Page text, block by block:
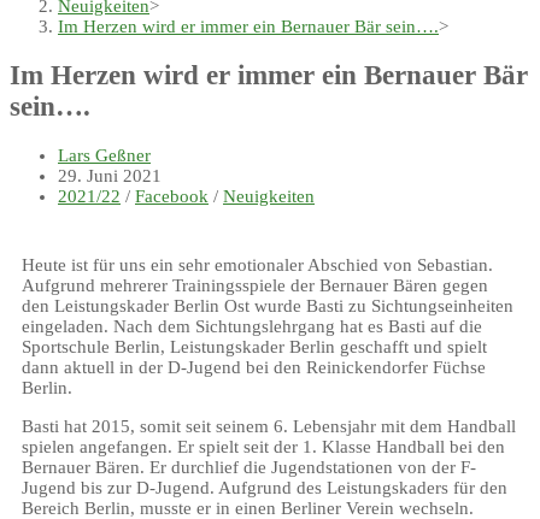
Neuigkeiten>
Im Herzen wird er immer ein Bernauer Bär sein….>
Im Herzen wird er immer ein Bernauer Bär
sein….
Lars Geßner
29. Juni 2021
2021/22 / Facebook / Neuigkeiten
Heute ist für uns ein sehr emotionaler Abschied von Sebastian.
Aufgrund mehrerer Trainingsspiele der Bernauer Bären gegen
den Leistungskader Berlin Ost wurde Basti zu Sichtungseinheiten
eingeladen. Nach dem Sichtungslehrgang hat es Basti auf die
Sportschule Berlin, Leistungskader Berlin geschafft und spielt
dann aktuell in der D-Jugend bei den Reinickendorfer Füchse
Berlin.
Basti hat 2015, somit seit seinem 6. Lebensjahr mit dem Handball
spielen angefangen. Er spielt seit der 1. Klasse Handball bei den
Bernauer Bären. Er durchlief die Jugendstationen von der F-
Jugend bis zur D-Jugend. Aufgrund des Leistungskaders für den
Bereich Berlin, musste er in einen Berliner Verein wechseln.